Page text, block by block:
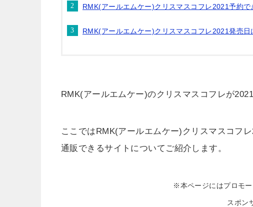
RMK(アールエムケー)クリスマスコフレ2021予約で
RMK(アールエムケー)クリスマスコフレ2021発売日
RMK(アールエムケー)のクリスマスコフレが
ここではRMK(アールエムケー)クリスマスコフ
通販できるサイトについてご紹介します。
※本ページにはプロモー
スポン